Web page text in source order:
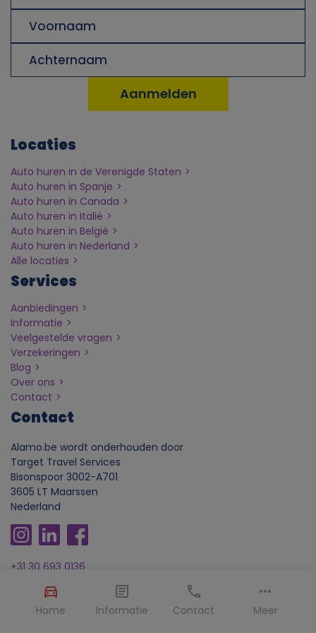
Home Informatie Contact Meer
Locaties
Auto huren in de Verenigde Staten
Auto huren in Spanje
Auto huren in Canada
Auto huren in Italië
Auto huren in België
Auto huren in Nederland
Alle locaties
Services
Aanbiedingen
Informatie
Veelgestelde vragen
Verzekeringen
Blog
Over ons
Contact
Contact
Alamo.be wordt onderhouden door
Target Travel Services
Bisonspoor 3002-A701
3605 LT Maarssen
Nederland
+31 30 693 0136
p
e
r
o
o
n
l
i
j
k
e
g
e
g
e
v